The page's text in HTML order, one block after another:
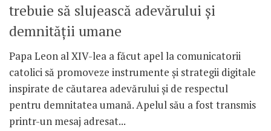
trebuie să slujească adevărului și
demnității umane
Papa Leon al XIV-lea a făcut apel la comunicatorii
catolici să promoveze instrumente și strategii digitale
inspirate de căutarea adevărului și de respectul
pentru demnitatea umană. Apelul său a fost transmis
printr-un mesaj adresat...